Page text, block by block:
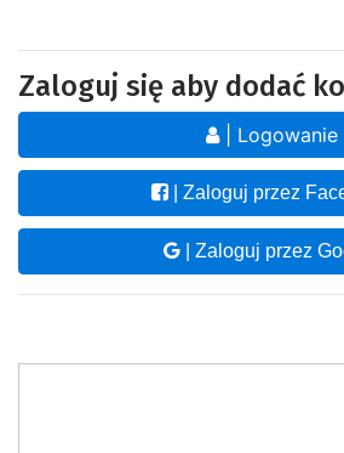
Zaloguj się aby dodać
| Logowanie
| Zaloguj przez
| Zaloguj przez